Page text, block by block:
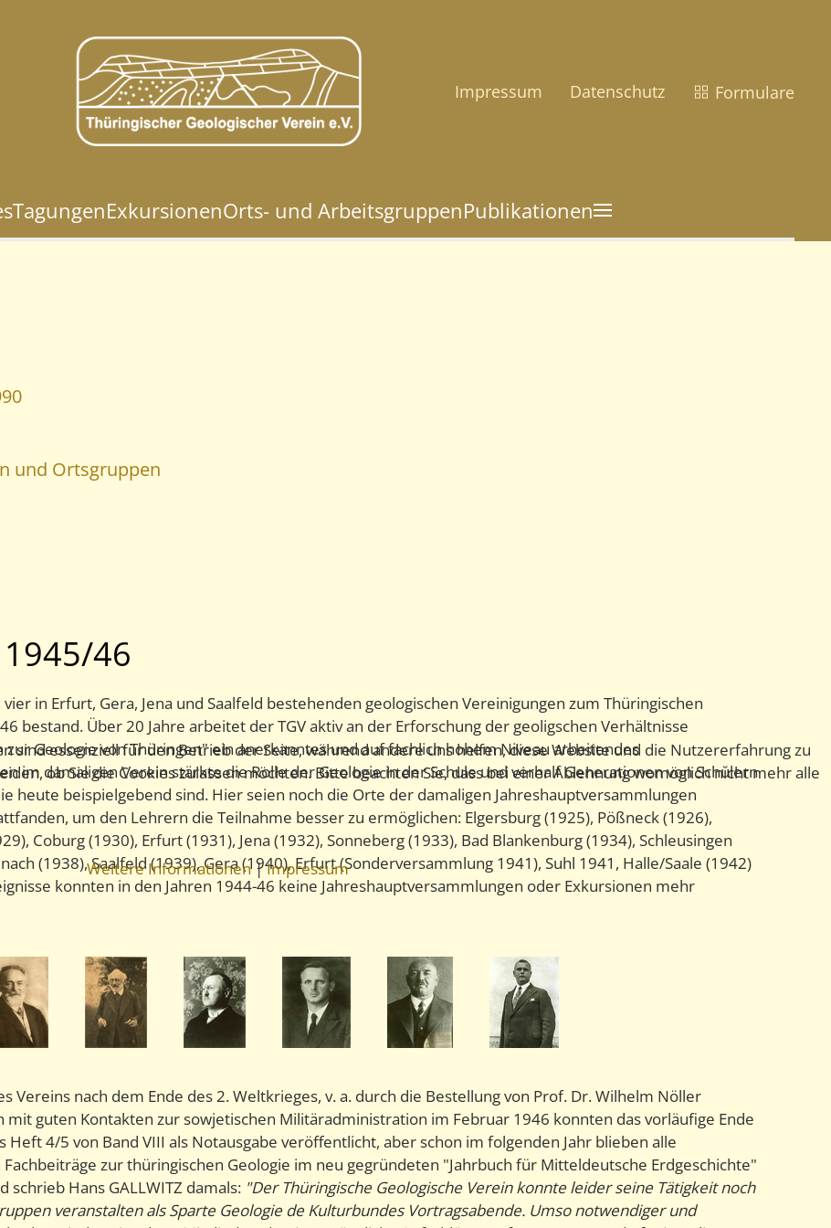
Impressum
Datenschutz Formulare
TagungenExkursionenOrts- und ArbeitsgruppenPublikationen
und Ortsgruppen
46
in Erfurt, Gera, Jena und Saalfeld bestehenden geologischen Vereinigungen zum Thüringischen
bestand. Über 20 Jahre arbeitet der TGV aktiv an der Erforschung der geoligschen Verhältnisse
Geologie von Thüringen" ein anerkanntes und auf fachlich hohem Niveau arbeitendes
im damaligen Verein stärkte die Rolle der Geologie in der Schule und verhalf Generationen von Schülern
heute beispielgebend sind. Hier seien noch die Orte der damaligen Jahreshauptversammlungen
um den Lehrern die Teilnahme besser zu ermöglichen: Elgersburg (1925), Pößneck (1926),
Coburg (1930), Erfurt (1931), Jena (1932), Sonneberg (1933), Bad Blankenburg (1934), Schleusingen
(1938), Saalfeld (1939), Gera (1940), Erfurt (Sonderversammlung 1941), Suhl 1941, Halle/Saale (1942)
konnten in den Jahren 1944-46 keine Jahreshauptversammlungen oder Exkursionen mehr
Vereins nach dem Ende des 2. Weltkrieges, v. a. durch die Bestellung von Prof. Dr. Wilhelm Nöller
guten Kontakten zur sowjetischen Militäradministration im Februar 1946 konnten das vorläufige Ende
Heft 4/5 von Band VIII als Notausgabe veröffentlicht, aber schon im folgenden Jahr blieben alle
zur thüringischen Geologie im neu gegründeten "Jahrbuch für Mitteldeutsche Erdgeschichte"
schrieb Hans GALLWITZ damals: "Der Thüringische Geologische Verein konnte leider seine Tätigkeit noch
veranstalten als Sparte Geologie de Kulturbundes Vortragsabende. Umso notwendiger und
sind essenziell für den Betrieb der Seite, während andere uns helfen, diese Website und die Nutzererfahrung zu
ob Sie die Cookies zulassen möchten. Bitte beachten Sie, dass bei einer Ablehnung womöglich nicht mehr alle
Weitere Informationen|Impressum